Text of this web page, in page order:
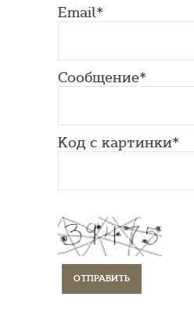
Email*
Сообщение*
Код с картинки*